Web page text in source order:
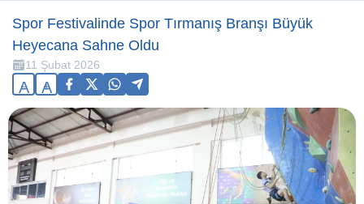
Spor Festivalinde Spor Tırmanış Branşı Büyük
Heyecana Sahne Oldu
11 Şubat 2026
A A